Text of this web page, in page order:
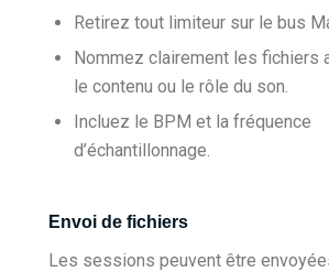
Retirez tout limiteur sur le bus
Nommez clairement les fichiers
le contenu ou le rôle du son.
Incluez le BPM et la fréquence
d’échantillonnage.
Envoi de fichiers
Les sessions peuvent être